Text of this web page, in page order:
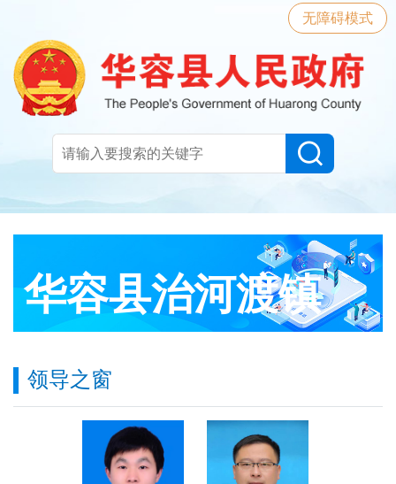
无障碍模式
华容县治河渡镇
领导之窗